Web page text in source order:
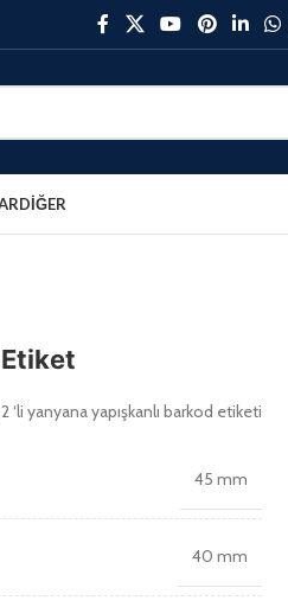
DIĞER
yanyana yapışkanlı barkod etiketi
45 mm
40 mm